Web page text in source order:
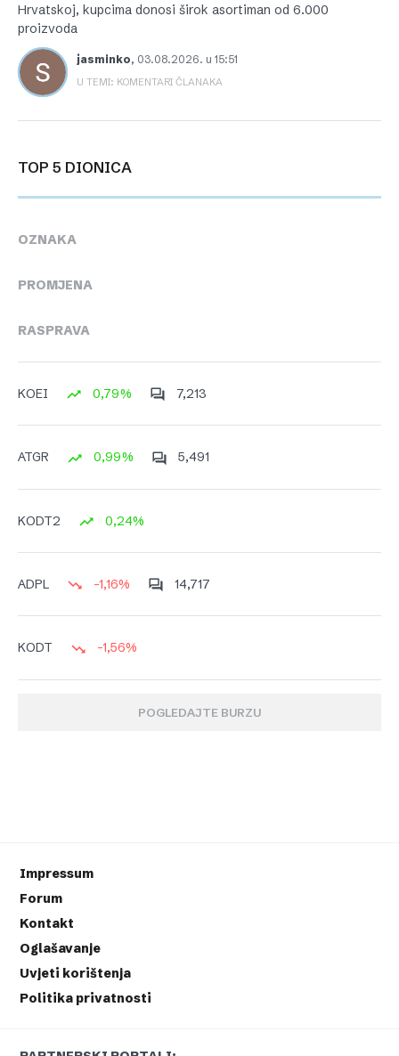
Hrvatskoj, kupcima donosi širok asortiman od 6.000
proizvoda
jasminko, 03.08.2026. u 15:51
U TEMI: KOMENTARI ČLANAKA
TOP 5 DIONICA
OZNAKA
PROMJENA
RASPRAVA
KOEI 0,79% 7,213
ATGR 0,99% 5,491
KODT2 0,24%
ADPL -1,16% 14,717
KODT -1,56%
POGLEDAJTE BURZU
Impressum
Forum
Kontakt
Oglašavanje
Uvjeti korištenja
Politika privatnosti